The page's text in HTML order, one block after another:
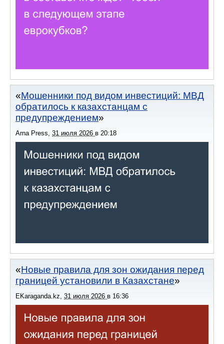
Мошенники под видом инвестиций: МВД
обратилось к казахстанцам с
предупреждением
Arna Press 31 июля 2026 в 20:18
Новые правила для зон ожидания перед
границей установили в Казахстане
EKaraganda.kz 31 июля 2026 в 16:36